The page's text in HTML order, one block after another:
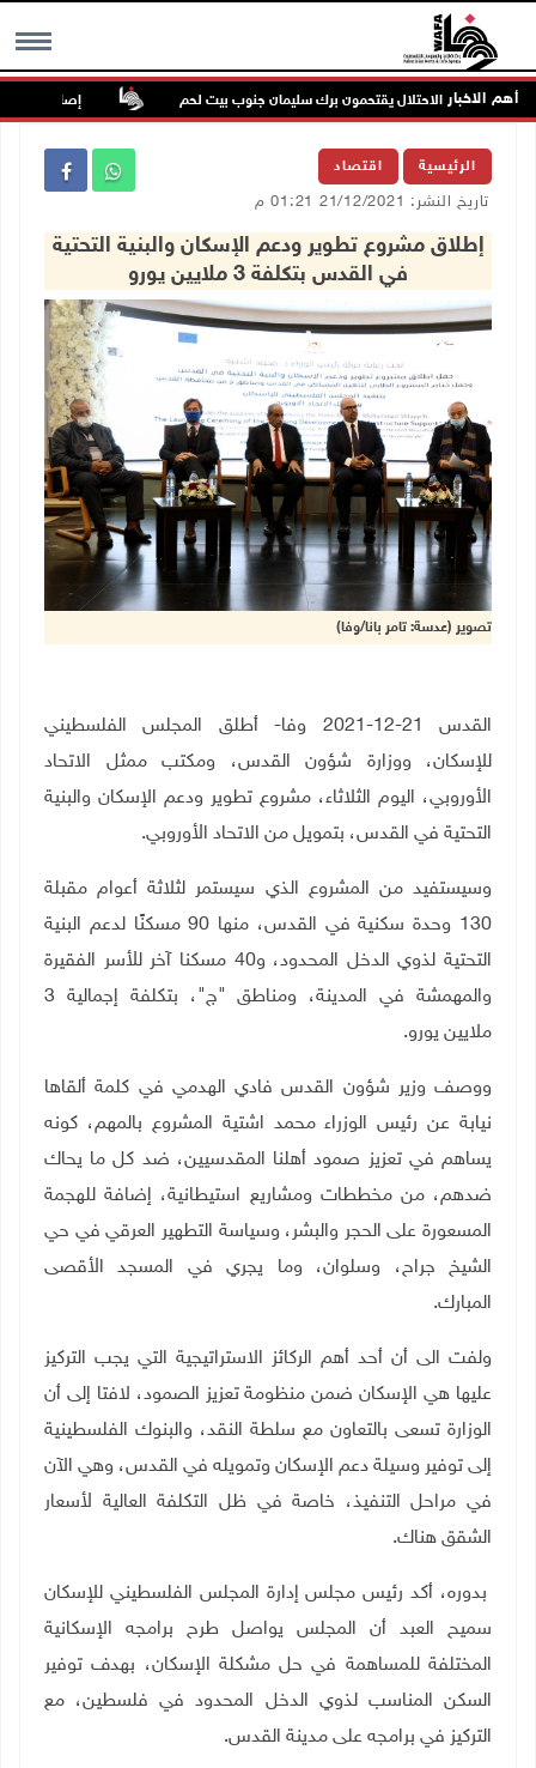
MENU أهم الاخبار
قوات الاحتلال يقتحمون برك سليمان جنوب بيت لحم إصابة مسن
الرئيسية اقتصاد
تاريخ النشر: 21/12/2021 01:21 م
إطلاق مشروع تطوير ودعم الإسكان والبنية التحتية
في القدس بتكلفة 3 ملايين يورو
تصوير (عدسة: تامر بانا/وفا)
القدس 21-12-2021 وفا- أطلق المجلس الفلسطيني
للإسكان، ووزارة شؤون القدس، ومكتب ممثل الاتحاد
الأوروبي، اليوم الثلاثاء، مشروع تطوير ودعم الإسكان والبنية
التحتية في القدس، بتمويل من الاتحاد الأوروبي.
وسيستفيد من المشروع الذي سيستمر لثلاثة أعوام مقبلة
130 وحدة سكنية في القدس، منها 90 مسكنًا لدعم البنية
التحتية لذوي الدخل المحدود، و40 مسكنا آخر للأسر الفقيرة
والمهمشة في المدينة، ومناطق "ج"، بتكلفة إجمالية 3
ملايين يورو.
ووصف وزير شؤون القدس فادي الهدمي في كلمة ألقاها
نيابة عن رئيس الوزراء محمد اشتية المشروع بالمهم، كونه
يساهم في تعزيز صمود أهلنا المقدسيين، ضد كل ما يحاك
ضدهم، من مخططات ومشاريع استيطانية، إضافة للهجمة
المسعورة على الحجر والبشر، وسياسة التطهير العرقي في حي
الشيخ جراح، وسلوان، وما يجري في المسجد الأقصى
المبارك.
ولفت الى أن أحد أهم الركائز الاستراتيجية التي يجب التركيز
عليها هي الإسكان ضمن منظومة تعزيز الصمود، لافتا إلى أن
الوزارة تسعى بالتعاون مع سلطة النقد، والبنوك الفلسطينية
إلى توفير وسيلة دعم الإسكان وتمويله في القدس، وهي الآن
في مراحل التنفيذ، خاصة في ظل التكلفة العالية لأسعار
الشقق هناك.
بدوره، أكد رئيس مجلس إدارة المجلس الفلسطيني للإسكان
سميح العبد أن المجلس يواصل طرح برامجه الإسكانية
المختلفة للمساهمة في حل مشكلة الإسكان، بهدف توفير
السكن المناسب لذوي الدخل المحدود في فلسطين، مع
التركيز في برامجه على مدينة القدس.